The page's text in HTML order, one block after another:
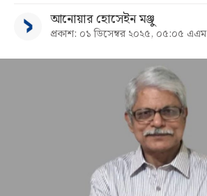
বিভাগআনোয়ার হোসেইন মঞ্জু
প্রকাশ: ০১ ডিসেম্বর ২০২৫, ০৫:০৫ এএম